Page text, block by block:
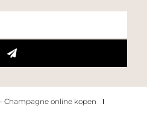
Champagne online kopen